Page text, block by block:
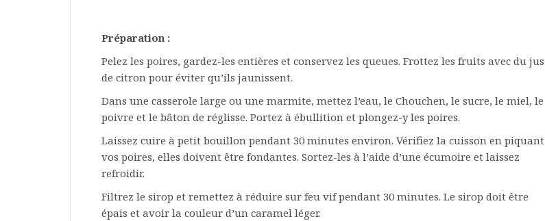
Préparation :
Pelez les poires, gardez-les entières et conservez les queues. Frottez les fruits avec du jus
de citron pour éviter qu’ils jaunissent.
Dans une casserole large ou une marmite, mettez l’eau, le Chouchen, le sucre, le miel, le
poivre et le bâton de réglisse. Portez à ébullition et plongez-y les poires.
Laissez cuire à petit bouillon pendant 30 minutes environ. Vérifiez la cuisson en piquant
vos poires, elles doivent être fondantes. Sortez-les à l’aide d’une écumoire et laissez
refroidir.
Filtrez le sirop et remettez à réduire sur feu vif pendant 30 minutes. Le sirop doit être
épais et avoir la couleur d’un caramel léger.